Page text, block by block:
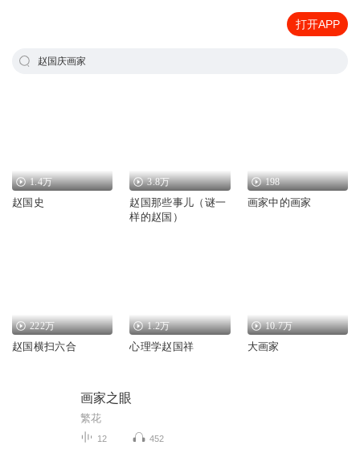
打开APP
赵国庆画家
1.4万
赵国史
3.8万
赵国那些事儿（谜一
样的赵国）
198
画家中的画家
222万
赵国横扫六合
1.2万
心理学赵国祥
10.7万
大画家
画家之眼
繁花
12 452